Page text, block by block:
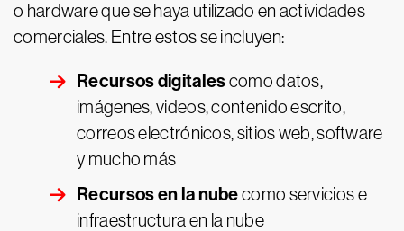
o hardware que se haya utilizado en actividades
comerciales. Entre estos se incluyen:
Recursos digitalescomo datos,
imágenes, videos, contenido escrito,
correos electrónicos, sitios web, software
y mucho más
Recursos en la nubecomo servicios e
infraestructura en la nube